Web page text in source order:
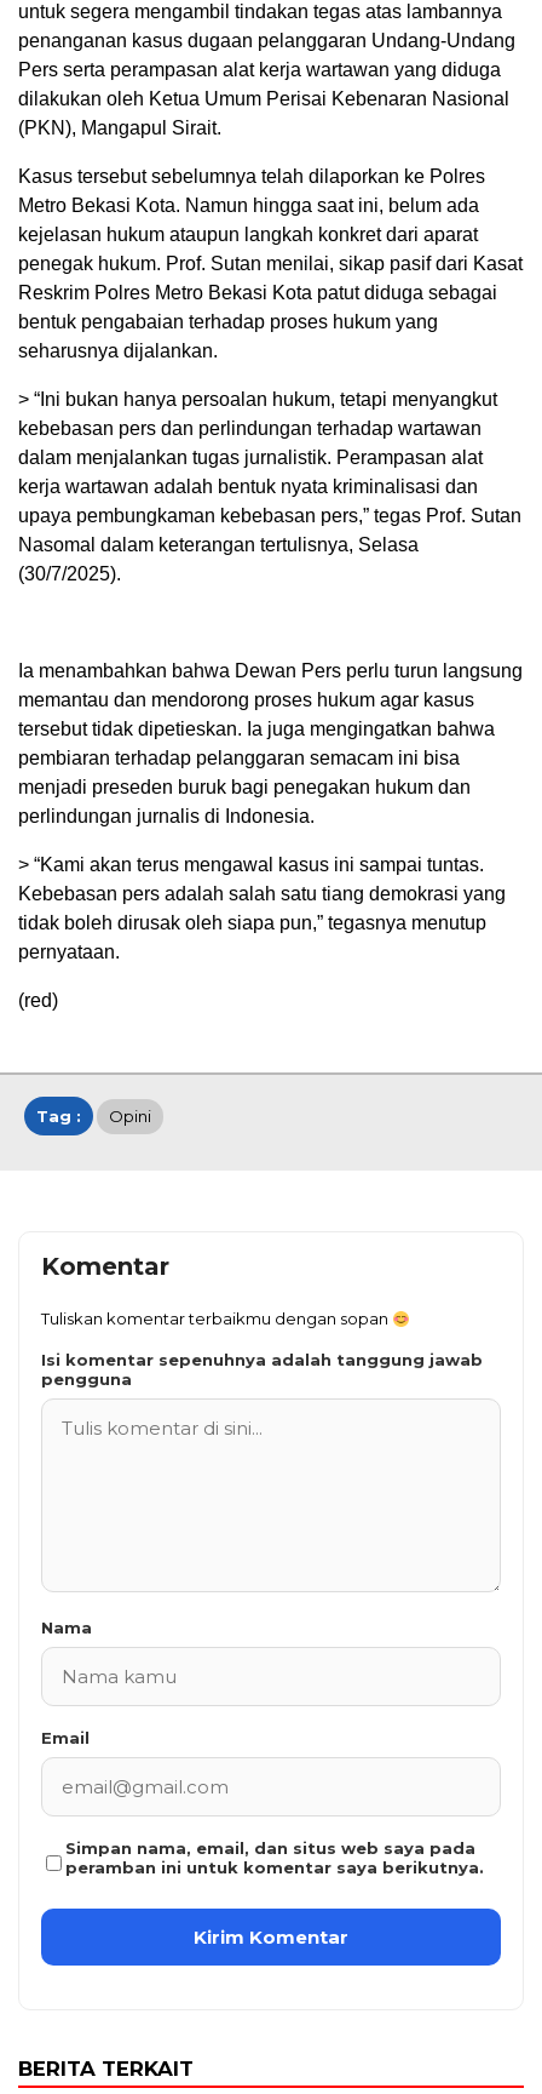
untuk segera mengambil tindakan tegas atas lambannya
penanganan kasus dugaan pelanggaran Undang-Undang
Pers serta perampasan alat kerja wartawan yang diduga
dilakukan oleh Ketua Umum Perisai Kebenaran Nasional
(PKN), Mangapul Sirait.
Kasus tersebut sebelumnya telah dilaporkan ke Polres
Metro Bekasi Kota. Namun hingga saat ini, belum ada
kejelasan hukum ataupun langkah konkret dari aparat
penegak hukum. Prof. Sutan menilai, sikap pasif dari Kasat
Reskrim Polres Metro Bekasi Kota patut diduga sebagai
bentuk pengabaian terhadap proses hukum yang
seharusnya dijalankan.
> “Ini bukan hanya persoalan hukum, tetapi menyangkut
kebebasan pers dan perlindungan terhadap wartawan
dalam menjalankan tugas jurnalistik. Perampasan alat
kerja wartawan adalah bentuk nyata kriminalisasi dan
upaya pembungkaman kebebasan pers,” tegas Prof. Sutan
Nasomal dalam keterangan tertulisnya, Selasa
(30/7/2025).
Ia menambahkan bahwa Dewan Pers perlu turun langsung
memantau dan mendorong proses hukum agar kasus
tersebut tidak dipetieskan. Ia juga mengingatkan bahwa
pembiaran terhadap pelanggaran semacam ini bisa
menjadi preseden buruk bagi penegakan hukum dan
perlindungan jurnalis di Indonesia.
> “Kami akan terus mengawal kasus ini sampai tuntas.
Kebebasan pers adalah salah satu tiang demokrasi yang
tidak boleh dirusak oleh siapa pun,” tegasnya menutup
pernyataan.
(red)
Tag : Opini
Komentar
Tuliskan komentar terbaikmu dengan sopan
Isi komentar sepenuhnya adalah tanggung jawab
pengguna
Nama
Email
Simpan nama, email, dan situs web saya pada
peramban ini untuk komentar saya berikutnya.
BERITA TERKAIT